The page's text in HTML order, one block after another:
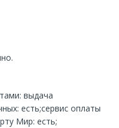
выдача
есть;сервис оплаты
Мир: есть;